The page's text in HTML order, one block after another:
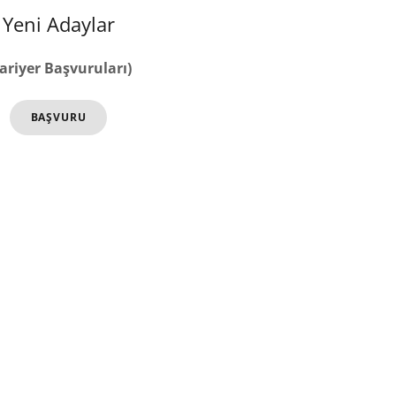
Yeni Adaylar
Başvuruları)
BAŞVURU